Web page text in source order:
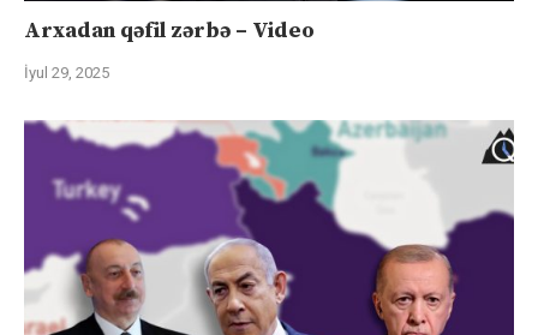
Arxadan qəfil zərbə – Video
İyul 29, 2025